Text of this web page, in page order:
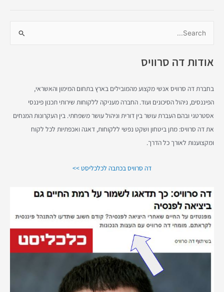
a
c
h
f
o
r
אודות דה סרוויס
בחברת דה סרוויס אנשי מקצוע מהמובילים בארץ בתחום המימון והאשראי,
הפיננסים, ניהול הסיכונים ועוד. החברה מעניקה ללקוחות שירותי תכנון פיננסי
אסטרטגי ובהם העברת עושר בין דורית וניהול עושר משפחתי. בין העקרונות המנחים
את דה סרוויס: מתן ביטחון ושקט נפשי ללקוחות, דאגה ואכפתיות לכל לקוח
ומקצוענות לאורך כל הדרך.
דה סרוויס בכתבה לכלכליסט >>